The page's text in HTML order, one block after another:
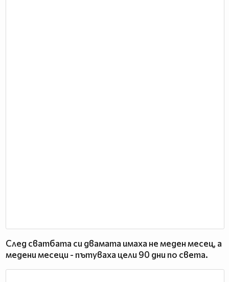
След сватбата си двамата имаха не меден месец, а
медени месеци - пътуваха цели 90 дни по света.